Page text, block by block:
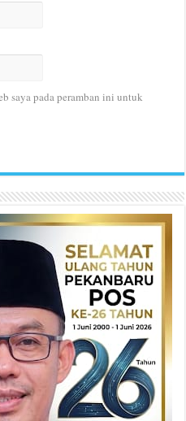
saya pada peramban ini untuk